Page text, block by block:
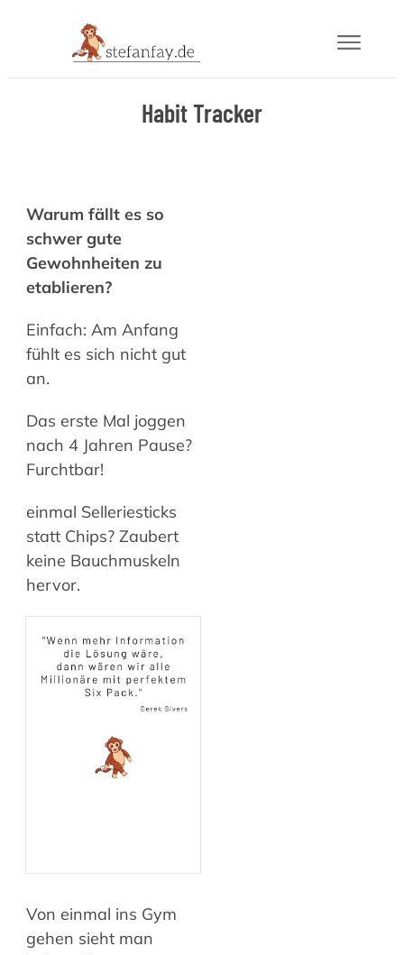
Habit Tracker
Warum fällt es so
schwer gute
Gewohnheiten zu
etablieren?
Einfach: Am Anfang
fühlt es sich nicht gut
an.
Das erste Mal joggen
nach 4 Jahren Pause?
Furchtbar!
einmal Selleriesticks
statt Chips? Zaubert
keine Bauchmuskeln
hervor.
Von einmal ins Gym
gehen sieht man